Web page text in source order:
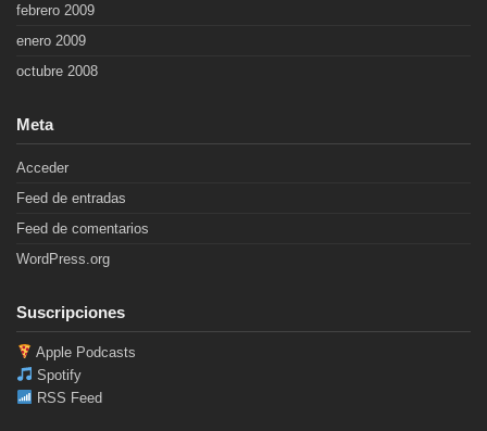
febrero 2009
enero 2009
octubre 2008
Meta
Acceder
Feed de entradas
Feed de comentarios
WordPress.org
Suscripciones
Apple Podcasts
Spotify
RSS Feed